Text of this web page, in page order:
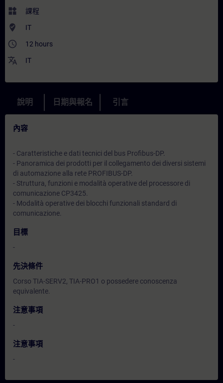
widgets 課程
where_to_vote IT
access_time 12 hours
translate IT
說明 日期與報名 引言
內容
- Caratteristiche e dati tecnici del bus Profibus-DP.
- Panoramica dei prodotti per il collegamento dei diversi sistemi
di automazione alla rete PROFIBUS-DP.
- Struttura, funzioni e modalità operative del processore di
comunicazione CP3425.
- Modalità operative dei blocchi funzionali standard di
comunicazione.
目標
-
先決條件
Corso TIA-SERV2, TIA-PRO1 o possedere conoscenza
equivalente.
注意事項
-
注意事項
-